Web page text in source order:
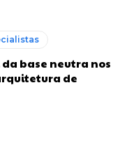
base neutra nos
de